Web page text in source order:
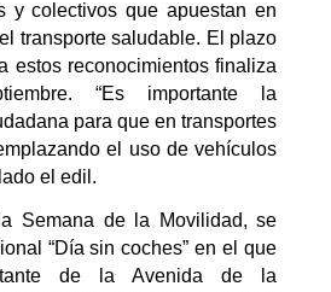
y colectivos que apuestan en
transporte saludable. El plazo
estos reconocimientos finaliza
“Es importante la
para que en transportes
el uso de vehículos
el edil.
Semana de la Movilidad, se
“Día sin coches” en el que
de la Avenida de la